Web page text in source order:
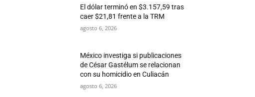
El dólar terminó en $3.157,59 tras
caer $21,81 frente a la TRM
agosto 6, 2026
México investiga si publicaciones
de César Gastélum se relacionan
con su homicidio en Culiacán
agosto 6, 2026